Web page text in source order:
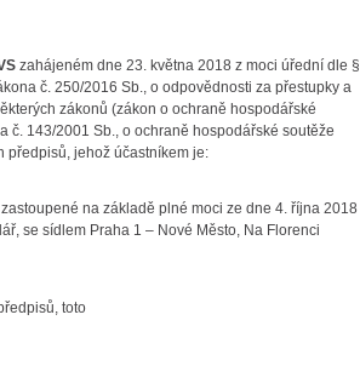
zahájeném dne 23. května 2018 z moci úřední dle §
č. 250/2016 Sb., o odpovědnosti za přestupky a
zákonů (zákon o ochraně hospodářské
č. 143/2001 Sb., o ochraně hospodářské soutěže
předpisů, jehož účastníkem je:
na základě plné moci ze dne 4. října 2018
se sídlem Praha 1 – Nové Město, Na Florenci
toto